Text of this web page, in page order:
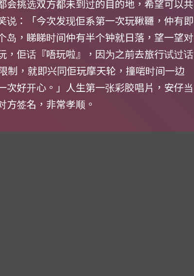
会挑选双方都未到过的目的地，希望可以共
说：「今次发现佢系第一次玩鞦韆，仲有即
岛，睇睇时间仲有半个钟就日落，望一望对
，佢话『唔玩啦』，因为之前去旅行试过话
制，就即兴同佢玩摩天轮，撞啱时间一边
次好开心。」人生第一张彩胶唱片，安仔当
方签名，非常孝顺。